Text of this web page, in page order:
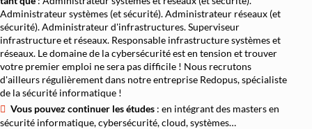
Administrateur systèmes (et sécurité). Administrateur réseaux (et
sécurité). Administrateur d'infrastructures. Superviseur
infrastructure et réseaux. Responsable infrastructure systèmes et
réseaux. Le domaine de la cybersécurité est en tension et trouver
votre premier emploi ne sera pas difficile ! Nous recrutons
d'ailleurs régulièrement dans notre entreprise Redopus, spécialiste
de la sécurité informatique !
Vous pouvez continuer les études : en intégrant des masters en
sécurité informatique, cybersécurité, cloud, systèmes…